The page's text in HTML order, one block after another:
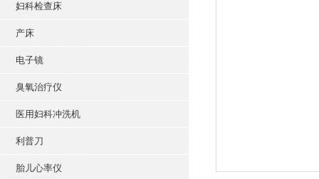
妇科检查床
产床
电子镜
臭氧治疗仪
医用妇科冲洗机
利普刀
胎儿心率仪